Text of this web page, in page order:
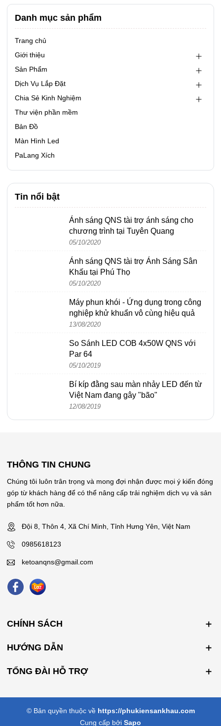
Danh mục sản phẩm
Trang chủ
Giới thiệu
Sản Phẩm
Dịch Vụ Lắp Đặt
Chia Sẻ Kinh Nghiệm
Thư viện phần mềm
Bản Đồ
Màn Hình Led
PaLang Xích
Tin nổi bật
Ánh sáng QNS tài trợ ánh sáng cho
chương trình tại Tuyên Quang
05/10/2020
Ánh sáng QNS tài trợ Ánh Sáng Sân
Khấu tại Phú Thọ
05/10/2020
Máy phun khói - Ứng dụng trong công
nghiệp khử khuẩn vô cùng hiệu quả
13/08/2020
So Sánh LED COB 4x50W QNS với
Par 64
05/10/2019
Bí kíp đằng sau màn nhảy LED đến từ
Việt Nam đang gây "bão"
12/08/2019
THÔNG TIN CHUNG
Chúng tôi luôn trân trọng và mong đợi nhận được mọi ý kiến đóng
góp từ khách hàng để có thể nâng cấp trải nghiệm dịch vụ và sản
phẩm tốt hơn nữa.
Đội 8, Thôn 4, Xã Chí Minh, Tỉnh Hưng Yên, Việt Nam
0985618123
ketoanqns@gmail.com
CHÍNH SÁCH
HƯỚNG DẪN
TỔNG ĐÀI HỖ TRỢ
© Bản quyền thuộc về https://phukiensankhau.com
Cung cấp bởi Sapo